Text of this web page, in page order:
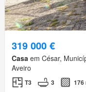
319 000 €
Casa em César,
Aveiro
T3 3
176